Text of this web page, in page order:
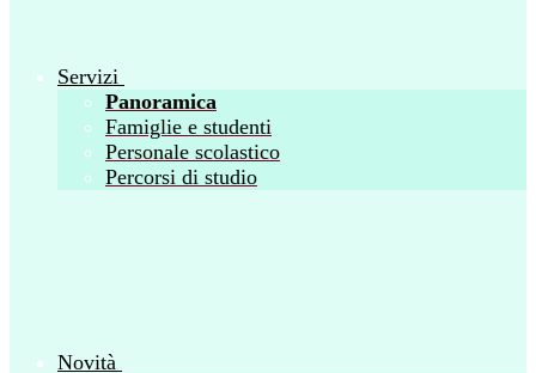
Servizi
Panoramica
Famiglie e studenti
Personale scolastico
Percorsi di studio
Novità